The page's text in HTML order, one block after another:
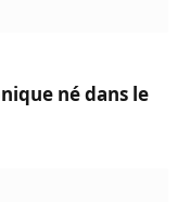
né dans le